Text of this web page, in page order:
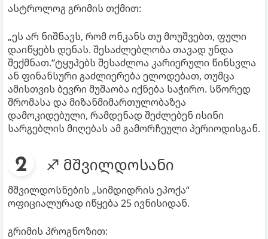
ასტროლოგ გრიმის თქმით:
„ეს არ ნიშნავს, რომ ონკანს თუ მოუშვებთ, ფული
დაიწყებს დენას. შესაძლებლობა თავად უნდა
შექმნათ.“ტყუპებს შესაძლოა კარიერული წინსვლა
ან ფინანსური გაძლიერება ელოდებათ, თუმცა
ამისთვის ბევრი მუშაობა იქნება საჭირო. სწორედ
შრომასა და მიზანმიმართულობაზეა
დამოკიდებული, რამდენად შეძლებენ ისინი
სარგებლის მიღებას ამ გამორჩეული პერიოდისგან.
♐ მშვილდოსანი
მშვილდოსნების „სიმდიდრის ეპოქა“
ოფიციალურად იწყება 25 ივნისიდან.
გრიმის პროგნოზით: